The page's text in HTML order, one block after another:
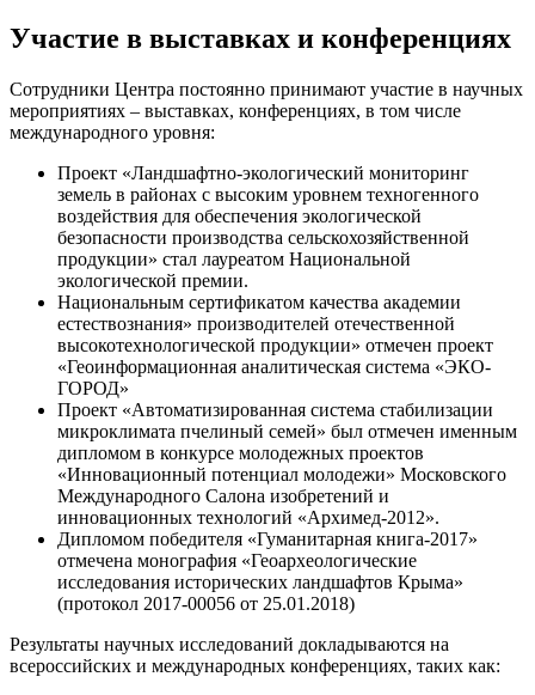
Участие в выставках и конференциях
Сотрудники Центра постоянно принимают участие в научных
мероприятиях – выставках, конференциях, в том числе
международного уровня:
Проект «Ландшафтно-экологический мониторинг
земель в районах с высоким уровнем техногенного
воздействия для обеспечения экологической
безопасности производства сельскохозяйственной
продукции» стал лауреатом Национальной
экологической премии.
Национальным сертификатом качества академии
естествознания» производителей отечественной
высокотехнологической продукции» отмечен проект
«Геоинформационная аналитическая система «ЭКО-
ГОРОД»
Проект «Автоматизированная система стабилизации
микроклимата пчелиный семей» был отмечен именным
дипломом в конкурсе молодежных проектов
«Инновационный потенциал молодежи» Московского
Международного Салона изобретений и
инновационных технологий «Архимед-2012».
Дипломом победителя «Гуманитарная книга-2017»
отмечена монография «Геоархеологические
исследования исторических ландшафтов Крыма»
(протокол 2017-00056 от 25.01.2018)
Результаты научных исследований докладываются на
всероссийских и международных конференциях, таких как: